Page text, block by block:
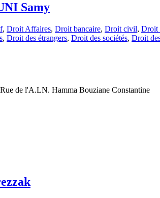
Samy
, Droit Affaires, Droit bancaire, Droit civil, Droit
, Droit des étrangers, Droit des sociétés, Droit
de l'A.LN. Hamma Bouziane Constantine